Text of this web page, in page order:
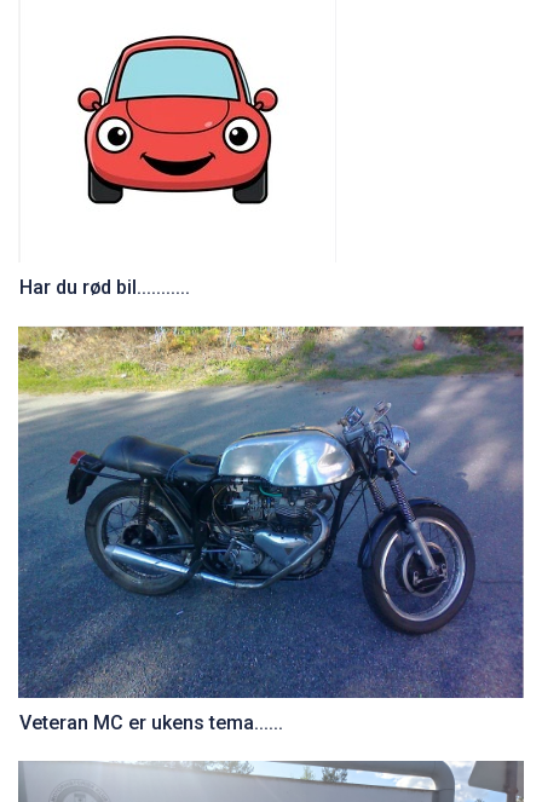
Har du rød bil...........
Veteran MC er ukens tema......